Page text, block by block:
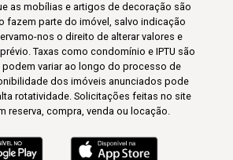
as mobílias e artigos de decoração são
fazem parte do imóvel, salvo indicação
nos o direito de alterar valores e
Taxas como condomínio e IPTU são
podem variar ao longo do processo de
dos imóveis anunciados pode
rotatividade. Solicitações feitas no site
reserva, compra, venda ou locação.